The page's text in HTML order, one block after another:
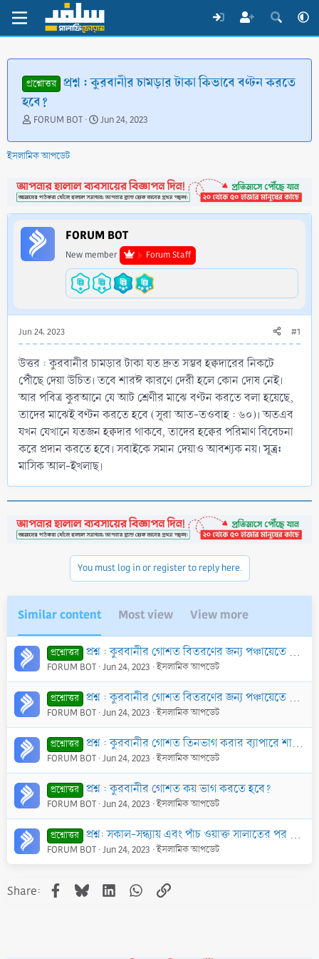
প্রশ্নোত্তর প্রশ্ন : কুরবানীর চামড়ার টাকা কিভাবে বণ্টন করতে
হবে?
T
r
e
d
s
t
a
r
t
FORUM BOT
S
a
d
a
t
e
Jun 24, 2023
ইসলামিক আপডেট
FORUM BOT
New member Forum Staff
Jun 24, 2023 #1
উত্তর : কুরবানীর চামড়ার টাকা যত দ্রুত সম্ভব হক্বদারের নিকটে
পৌঁছে দেয়া উচিত। তবে শারঈ কারণে দেরী হলে কোন দোষ নেই।
আর পবিত্র কুরআনে যে আট শ্রেণীর মাঝে বণ্টন করতে বলা হয়েছে,
তাদের মাঝেই বণ্টন করতে হবে (সূরা আত-তওবাহ : ৬০)। অতএব
যখন যেখানে যতজন হক্বদার থাকবে, তাদের হক্বের পরিমাণ বিবেচনা
করে প্রদান করতে হবে। সবাইকে সমান দেয়াও আবশ্যক নয়।সূত্র:
মাসিক আল-ইখলাছ।
You must log in or register to reply here.
Similar content Most view View more
প্রশ্নোত্তর প্রশ্ন : কুরবানীর গোশত বিতরণের জন্য পঞ্চায়েতে কতটুকু জমা করতে হবে?
FORUM BOT Jun 24, 2023 ইসলামিক আপডেট
প্রশ্নোত্তর প্রশ্ন : কুরবানীর গোশত বিতরণের জন্য পঞ্চায়েতে কতটুকু জমা করতে হবে?
FORUM BOT Jun 24, 2023 ইসলামিক আপডেট
প্রশ্নোত্তর প্রশ্ন : কুরবানীর গোশত তিনভাগ করার ব্যাপারে শারঈ নির্দেশনা আছে। কিন্তু আক্বীক্বা বা সাধারণভাবে পশু যবেহ করলেও তিনভাগ করতে হবে কি?
FORUM BOT Jun 24, 2023 ইসলামিক আপডেট
প্রশ্নোত্তর প্রশ্ন : কুরবানীর গোশত কয় ভাগ করতে হবে?
FORUM BOT Jun 24, 2023 ইসলামিক আপডেট
প্রশ্নোত্তর প্রশ্ন: সকাল-সন্ধ্যায় এবং পাঁচ ওয়াক্ত সালাতের পর সূরা ইখলাস, সূরা ফালাক ও সূরা নাস এই তিনটি সূরা পাঠ করতে হবে?
FORUM BOT Jun 24, 2023 ইসলামিক আপডেট
Share: Facebook
BlueskyLinkedInWhatsApp
Link